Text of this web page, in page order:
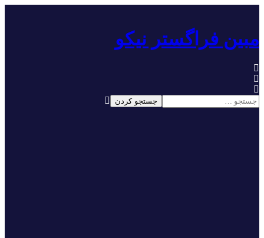
مبین فراگستر نیکو